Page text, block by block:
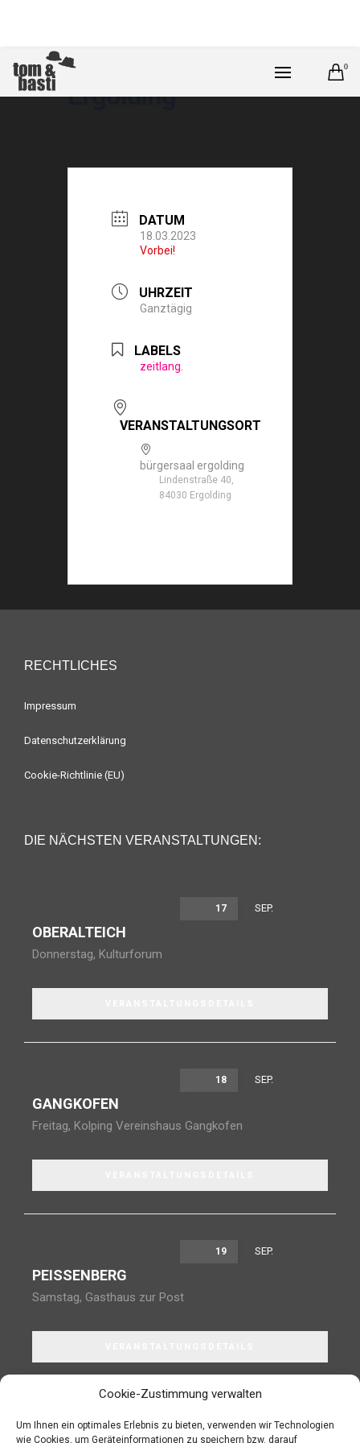
Cookie-Zustimmung verwalten
Um Ihnen ein optimales Erlebnis zu bieten, verwenden wir Technologien
wie Cookies, um Geräteinformationen zu speichern bzw. darauf
0
Ergolding
DATUM
18.03.2023
Vorbei!
UHRZEIT
Ganztägig
LABELS
zeitlang.
VERANSTALTUNGSORT
bürgersaal ergolding
Lindenstraße 40,
84030 Ergolding
RECHTLICHES
Impressum
Datenschutzerklärung
Cookie-Richtlinie (EU)
DIE NÄCHSTEN VERANSTALTUNGEN:
17 SEP.
OBERALTEICH
Donnerstag, Kulturforum
18 SEP.
GANGKOFEN
Freitag, Kolping Vereinshaus Gangkofen
19 SEP.
PEISSENBERG
Samstag, Gasthaus zur Post